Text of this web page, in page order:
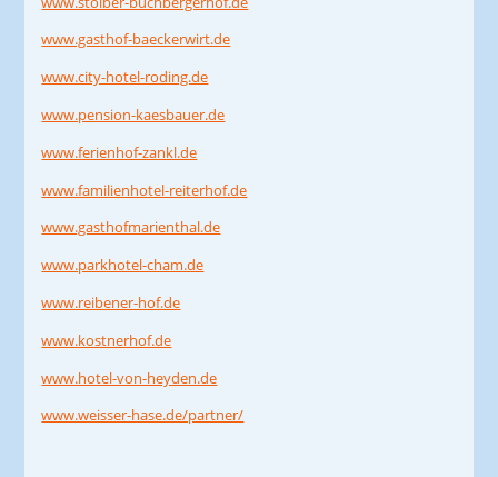
www.gasthof-baeckerwirt.de
www.city-hotel-roding.de
www.pension-kaesbauer.de
www.ferienhof-zankl.de
www.familienhotel-reiterhof.de
www.gasthofmarienthal.de
www.parkhotel-cham.de
www.reibener-hof.de
www.kostnerhof.de
www.hotel-von-heyden.de
www.weisser-hase.de/partner/